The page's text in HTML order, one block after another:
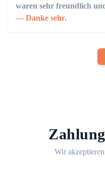
waren sehr freundlich
Danke sehr.
Wir